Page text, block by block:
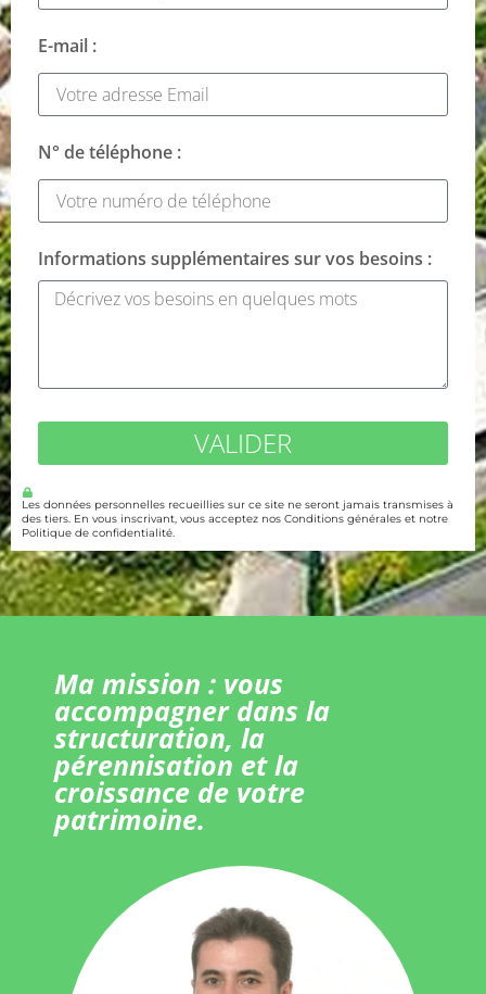
E-mail :
N° de téléphone :
Informations supplémentaires sur vos besoins :
VALIDER
Les données personnelles recueillies sur ce site ne seront jamais transmises à
des tiers. En vous inscrivant, vous acceptez nos Conditions générales et notre
Politique de confidentialité.
Ma mission : vous
accompagner dans la
structuration, la
pérennisation et la
croissance de votre
patrimoine.